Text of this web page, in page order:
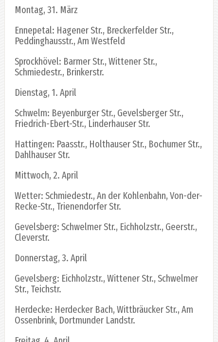
Montag, 31. März
Ennepetal: Hagener Str., Breckerfelder Str.,
Peddinghausstr., Am Westfeld
Sprockhövel: Barmer Str., Wittener Str.,
Schmiedestr., Brinkerstr.
Dienstag, 1. April
Schwelm: Beyenburger Str., Gevelsberger Str.,
Friedrich-Ebert-Str., Linderhauser Str.
Hattingen: Paasstr., Holthauser Str., Bochumer Str.,
Dahlhauser Str.
Mittwoch, 2. April
Wetter: Schmiedestr., An der Kohlenbahn, Von-der-
Recke-Str., Trienendorfer Str.
Gevelsberg: Schwelmer Str., Eichholzstr., Geerstr.,
Cleverstr.
Donnerstag, 3. April
Gevelsberg: Eichholzstr., Wittener Str., Schwelmer
Str., Teichstr.
Herdecke: Herdecker Bach, Wittbräucker Str., Am
Ossenbrink, Dortmunder Landstr.